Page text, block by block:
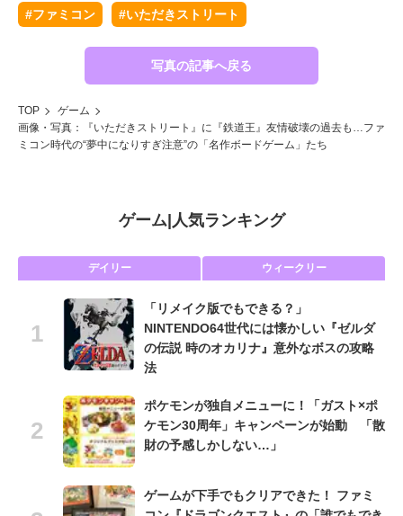
#ファミコン #いただきストリート
写真の記事へ戻る
TOP
ゲーム
画像・写真：『いただきストリート』に『鉄道王』友情破壊の過去も…ファ
ミコン時代の“夢中になりすぎ注意”の「名作ボードゲーム」たち
ゲーム| 人気ランキング
デイリー ウィークリー
「リメイク版でもできる？」
NINTENDO64世代には懐かしい『ゼルダ
の伝説 時のオカリナ』意外なボスの攻略
法
ポケモンが独自メニューに！「ガスト×ポ
ケモン30周年」キャンペーンが始動 「散
財の予感しかしない…」
ゲームが下手でもクリアできた！ ファミ